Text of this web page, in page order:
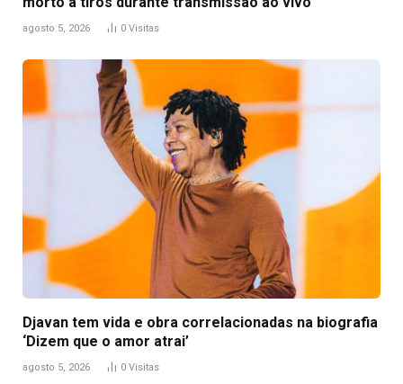
agosto 5, 2026 0 Visitas
Djavan tem vida e obra correlacionadas na biografia
‘Dizem que o amor atrai’
agosto 5, 2026 0 Visitas